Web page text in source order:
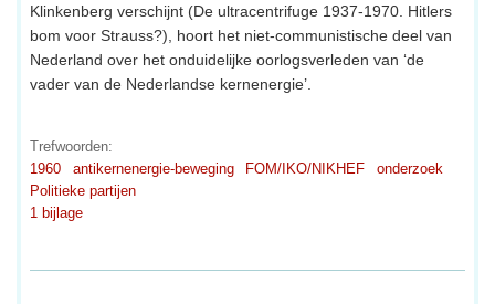
Klinkenberg verschijnt (De ultracentrifuge 1937-1970. Hitlers
bom voor Strauss?), hoort het niet-communistische deel van
Nederland over het onduidelijke oorlogsverleden van ‘de
vader van de Nederlandse kernenergie’.
Trefwoorden:
1960
antikernenergie-beweging FOM/IKO/NIKHEF
onderzoek
Politieke partijen
1 bijlage